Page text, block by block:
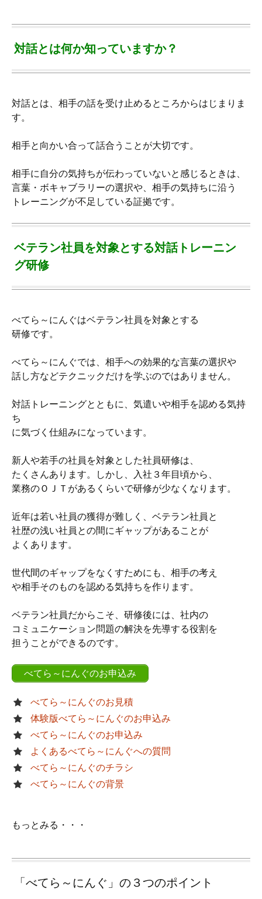
対話とは何か知っていますか？
対話とは、相手の話を受け止めるところからはじまりま
す。
相手と向かい合って話合うことが大切です。
相手に自分の気持ちが伝わっていないと感じるときは、
言葉・ボキャブラリーの選択や、相手の気持ちに沿う
トレーニングが不足している証拠です。
ベテラン社員を対象とする対話トレーニン
グ研修
べてら～にんぐはベテラン社員を対象とする
研修です。
べてら～にんぐでは、相手への効果的な言葉の選択や
話し方などテクニックだけを学ぶのではありません。
対話トレーニングとともに、気遣いや相手を認める気持
ち
に気づく仕組みになっています。
新人や若手の社員を対象とした社員研修は、
たくさんあります。しかし、入社３年目頃から、
業務のＯＪＴがあるくらいで研修が少なくなります。
近年は若い社員の獲得が難しく、ベテラン社員と
社歴の浅い社員との間にギャップがあることが
よくあります。
世代間のギャップをなくすためにも、相手の考え
や相手そのものを認める気持ちを作ります。
ベテラン社員だからこそ、研修後には、社内の
コミュニケーション問題の解決を先導する役割を
担うことができるのです。
べてら～にんぐのお申込み
べてら～にんぐのお見積
体験版べてら～にんぐのお申込み
べてら～にんぐのお申込み
よくあるべてら～にんぐへの質問
べてら～にんぐのチラシ
べてら～にんぐの背景
もっとみる・・・
「べてら～にんぐ」の３つのポイント